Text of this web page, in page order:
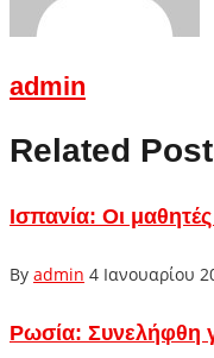
admin
Related
Ισπανία: Οι
By admin 4 Ιανουαρίου
Ρωσία: Συνελήφθη